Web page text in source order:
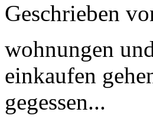
Geschrieben
wohnungen
einkaufen
gegessen...